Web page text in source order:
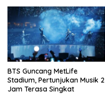
BTS Guncang MetLife
Stadium, Pertunjukan Musik 2
Jam Terasa Singkat